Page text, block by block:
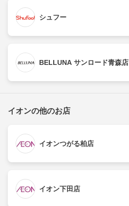
シュフー
BELLUNA サンロード青森店
イオンの他のお店
イオンつがる柏店
イオン下田店